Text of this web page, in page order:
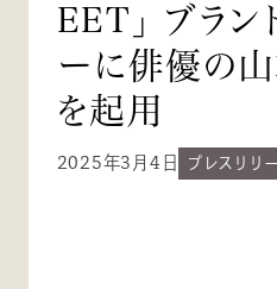
EET」 ブラン
ーに俳優の
を起用
2025年3月4日 プレスリリ